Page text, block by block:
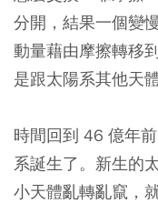
分開，結果一個變
動量藉由摩擦轉移
是跟太陽系其他天
時間回到 46 億年
系誕生了。新生的
小天體亂轉亂竄，